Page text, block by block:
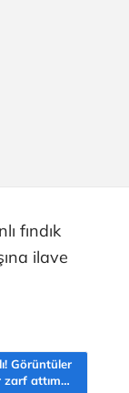
fındık
ilave
Görüntüler
zarf attım